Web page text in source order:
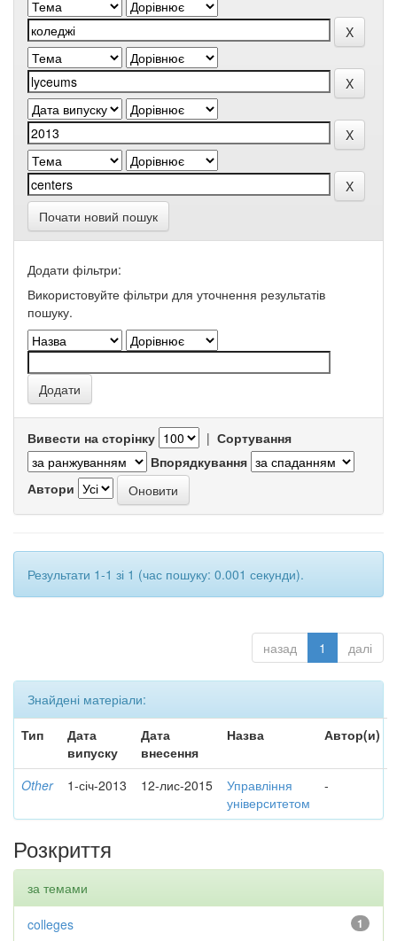
Почати новий пошук
Додати фільтри:
Використовуйте фільтри для уточнення результатів
пошуку.
Вивести на сторінку | Сортування
Впорядкування
Автори
Результати 1-1 зі 1 (час пошуку: 0.001 секунди).
назад 1 далі
Знайдені матеріали:
Тип
Дата
випуску
Дата
внесення
Назва Автор(и)
Other 1-січ-2013 12-лис-2015
Управління
університетом
-
Розкриття
за темами
1
colleges